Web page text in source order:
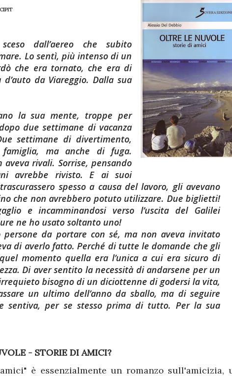
dall’aereo che subito
Lo sentì, più intenso di un
che era tornato, che era di
d’auto da Viareggio. Dalla sua
la sua mente, troppe per
due settimane di vacanza
settimane di divertimento,
ma anche di fuga.
rivali. Sorrise, pensando
avrebbe rivisto. E ai suoi
spesso a causa del lavoro, gli avevano
che non avrebbero potuto utilizzare. Due biglietti!
e incamminandosi verso l’uscita del Galilei
ne ho usato soltanto uno!
persone da portare con sé, ma non aveva invitato
di averlo fatto. Perché di tutte le domande che gli
momento quella era l’unica a cui era sicuro di
Di aver sentito la necessità di andarsene per un
bisogno di un diciottenne di godersi la vita,
un ultimo dell’anno da sballo, ma di seguire
sentiva, per se stesso prima di tutto. Per la sua
- STORIE DI AMICI?
è essenzialmente un romanzo sull'amicizia,